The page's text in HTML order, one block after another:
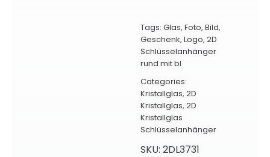
Tags: Glas, Foto, Bild,
Geschenk, Logo, 2D
Schlüsselanhänger
rund mit bl
Categories:
Kristallglas, 2D
Kristallglas, 2D
Kristallglas
Schlüsselanhänger
SKU: 2DL3731